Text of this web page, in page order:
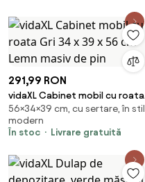
291,99 RON
vidaXL Cabinet mobil cu roata
Gri 34 x 39 x 56 cm Lemn masiv
de pin
56×34×39 cm, cu sertare, în stil
modern
În stoc
Livrare gratuită